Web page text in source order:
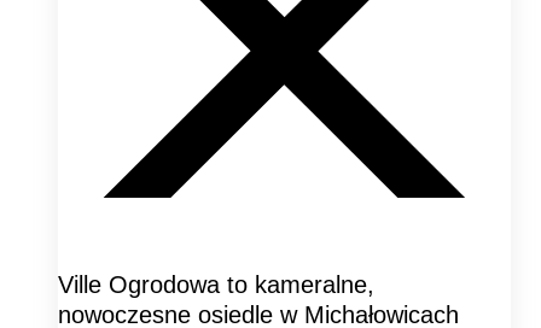
Ville Ogrodowa to kameralne,
nowoczesne osiedle w Michałowicach